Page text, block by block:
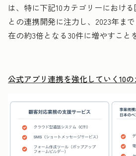
は、特に下記10カテゴリーにおけ
との連携開発に注力し、2023年ま
在の約3倍となる30件に増やすこと
公式アプリ連携を強化していく10